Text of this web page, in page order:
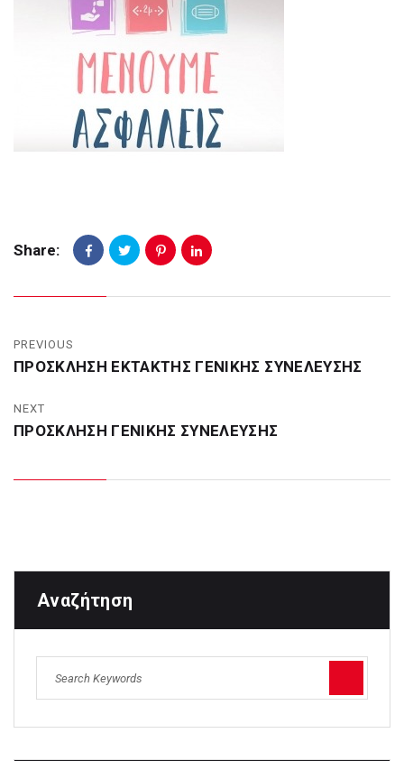
Share:
PREVIOUS
ΠΡΟΣΚΛΗΣΗ ΕΚΤΑΚΤΗΣ ΓΕΝΙΚΗΣ ΣΥΝΕΛΕΥΣΗΣ
NEXT
ΠΡΟΣΚΛΗΣΗ ΓΕΝΙΚΗΣ ΣΥΝΕΛΕΥΣΗΣ
Αναζήτηση